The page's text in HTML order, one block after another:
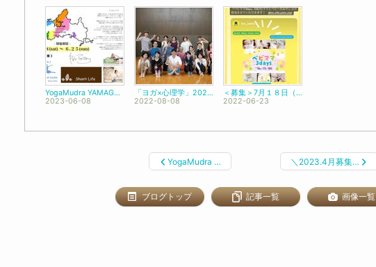
YogaMudra YAMAGUCHI
2023-06-08
「ヨガ×心理学」202２／５・２２ in 長門
2022-08-08
＜募集＞7月１８日（月・祝日）ママとベビーの親子ヨガ！tysハウジングプラザ山口サエラ様にて
2022-06-23
YogaMudra … ＼2023.4月募集…
ブログトップ 記事一覧 画像一覧